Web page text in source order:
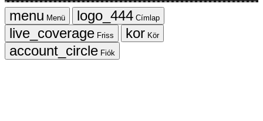
Menü
Címlap
Friss
Kör
Fiók